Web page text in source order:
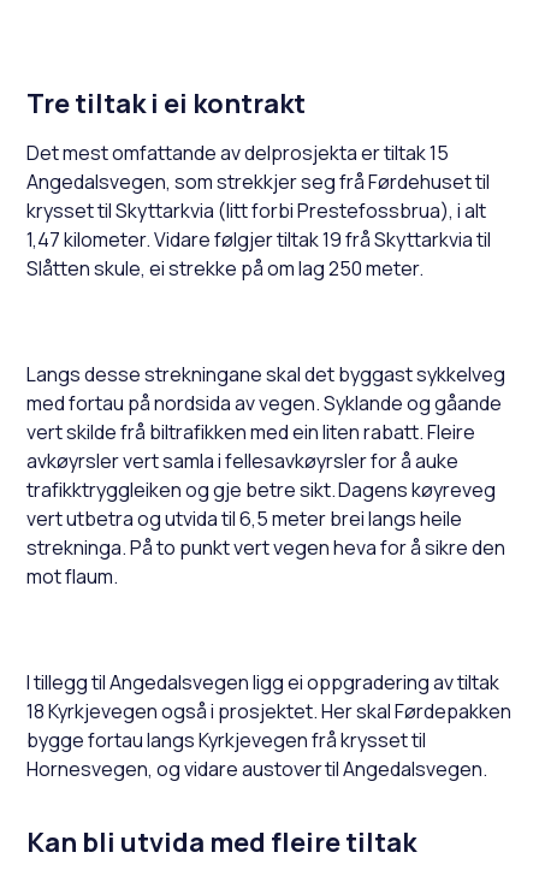
Tre tiltak i ei kontrakt
Det mest omfattande av delprosjekta er tiltak 15
Angedalsvegen, som strekkjer seg frå Førdehuset til
krysset til Skyttarkvia (litt forbi Prestefossbrua), i alt
1,47 kilometer. Vidare følgjer tiltak 19 frå Skyttarkvia til
Slåtten skule, ei strekke på om lag 250 meter.
Langs desse strekningane skal det byggast sykkelveg
med fortau på nordsida av vegen. Syklande og gåande
vert skilde frå biltrafikken med ein liten rabatt. Fleire
avkøyrsler vert samla i fellesavkøyrsler for å auke
trafikktryggleiken og gje betre sikt. Dagens køyreveg
vert utbetra og utvida til 6,5 meter brei langs heile
strekninga. På to punkt vert vegen heva for å sikre den
mot flaum.
I tillegg til Angedalsvegen ligg ei oppgradering av tiltak
18 Kyrkjevegen også i prosjektet. Her skal Førdepakken
bygge fortau langs Kyrkjevegen frå krysset til
Hornesvegen, og vidare austover til Angedalsvegen.
Kan bli utvida med fleire tiltak